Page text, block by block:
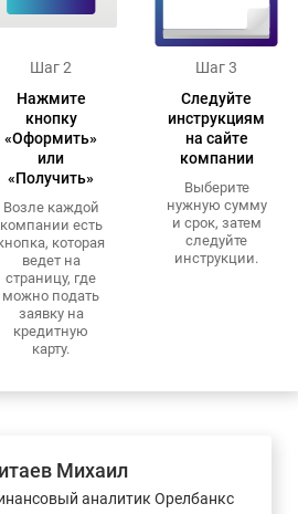
Шаг 2
Нажмите
кнопку
«Оформить»
или
«Получить»
Возле каждой
компании есть
которая
ведет на
страницу, где
можно подать
заявку на
кредитную
карту.
Шаг 3
Следуйте
инструкциям
на сайте
компании
Выберите
нужную сумму
и срок, затем
следуйте
инструкции.
Михаил
аналитик Орелбанкс